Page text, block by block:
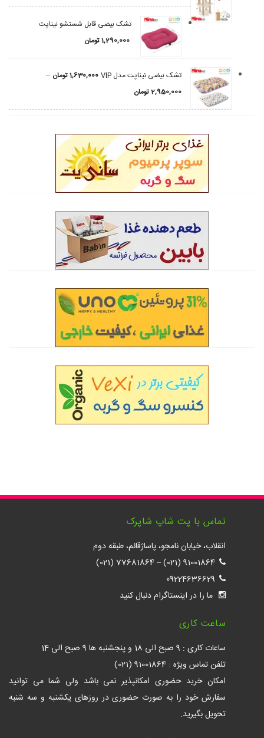
تشک بیضی قابل شستشو نیناپت
1,290,000تومان
تشک بیضی نیناپت مدل VIP 1,630,000تومان –
2,950,000تومان
تماس با پت شاپ شاپرک
انقلاب، خیابان نامجو، پاساژقائم، طبقه دوم
91001864 (021)
–
77681864 (021)
09224636629
ما را در اینستاگرام دنبال کنید
ساعت کاری
ساعات کاری : 9 صبح الی 18 و پنجشنبه ها 9 صبح الی 14
تلفن تماس ویژه : 91001864 (021)
امکان خرید حضوری امکانپذیر نمی باشد ولی شما می توانید
سفارش خود را به صورت حضوری در روزهای یکشنبه و سه شنبه
تحویل بگیرید.